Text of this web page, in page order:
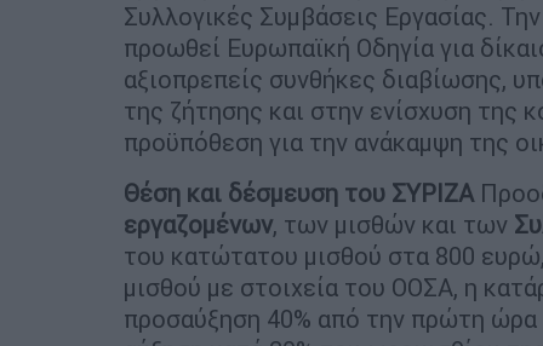
Συλλογικές Συμβάσεις Εργασίας.
προωθεί Ευρωπαϊκή Οδηγία για
αξιοπρεπείς συνθήκες διαβίωσης,
της ζήτησης και στην ενίσχυση της
προϋπόθεση για την ανάκαμψη της
Θέση και δέσμευση του ΣΥΡΙΖΑ
εργαζομένων, των μισθών και των
του κατώτατου μισθού στα 800
μισθού με στοιχεία του ΟΟΣΑ, η
προσαύξηση 40% από την πρώτη